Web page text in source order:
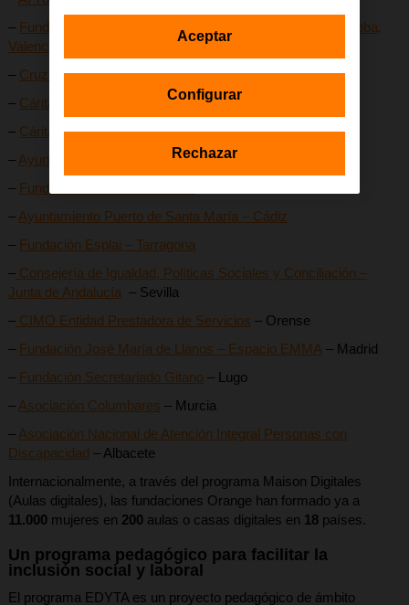
– Fundación Secretariado Gitano: Madrid, Barcelona, Córdoba,
Valencia, León, Málaga, Badajoz y Gijón
– Cruz Roja Móstoles
– Cáritas – Guadalajara-Sigüenza
– Cáritas – Huesca
– Ayuntamiento de Segovia – Segovia
– Fundación Ana Bella – Sevilla
– Ayuntamiento Puerto de Santa María – Cádiz
– Fundación Esplai – Tarragona
–Consejería de Igualdad, Políticas Sociales y Conciliación –
Junta de Andalucía – Sevilla
–CIMO Entidad Prestadora de Servicios – Orense
– Fundación José María de Llanos – Espacio EMMA – Madrid
– Fundación Secretariado Gitano– Lugo
– Asociación Columbares – Murcia
– Asociación Nacional de Atención Integral Personas con
Discapacidad – Albacete
Internacionalmente, a través del programa Maison Digitales
(Aulas digitales), las fundaciones Orange han formado ya a
11.000 mujeres en 200aulas o casas digitales en 18 países.
Un programa pedagógico para facilitar la
inclusión social y laboral
El programa EDYTA es un proyecto pedagógico de ámbito
Configurar
Rechazar
Aceptar